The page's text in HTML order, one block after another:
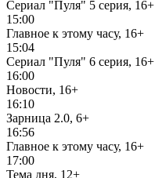
Сериал "Пуля" 5 серия, 16+
15:00
Главное к этому часу, 16+
15:04
Сериал "Пуля" 6 серия, 16+
16:00
Новости, 16+
16:10
Зарница 2.0, 6+
16:56
Главное к этому часу, 16+
17:00
Тема дня, 12+